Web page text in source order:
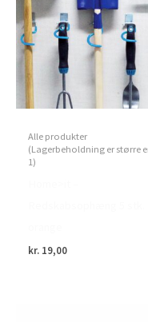
Alle produkter
(Lagerbeholdning er større
1)
kr. 19,00